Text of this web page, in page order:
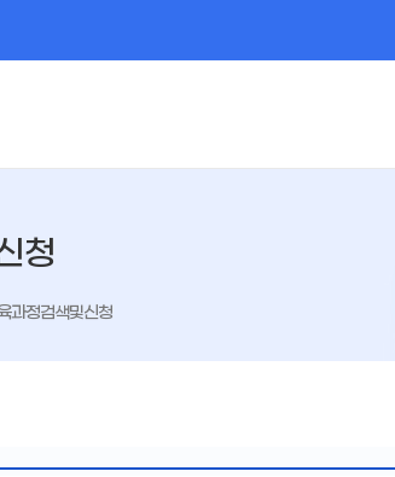
청
과정검색및신청